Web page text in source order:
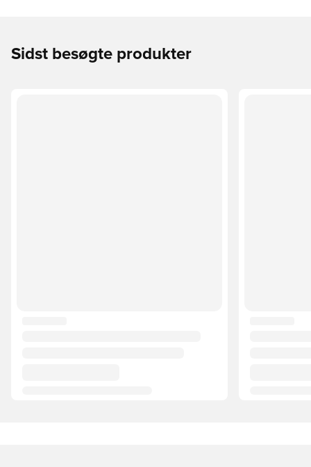
Sidst besøgte produkter